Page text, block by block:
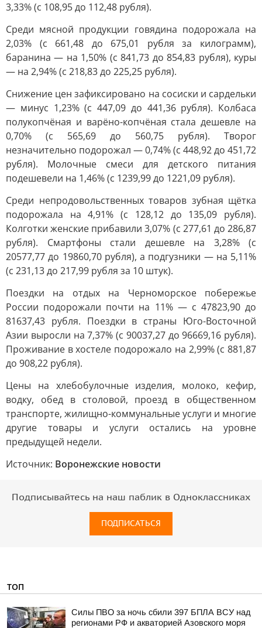
3,33% (с 108,95 до 112,48 рубля).
Среди мясной продукции говядина подорожала на
2,03% (с 661,48 до 675,01 рубля за килограмм),
баранина — на 1,50% (с 841,73 до 854,83 рубля), куры
— на 2,94% (с 218,83 до 225,25 рубля).
Снижение цен зафиксировано на сосиски и сардельки
— минус 1,23% (с 447,09 до 441,36 рубля). Колбаса
полукопчёная и варёно-копчёная стала дешевле на
0,70% (с 565,69 до 560,75 рубля). Творог
незначительно подорожал — 0,74% (с 448,92 до 451,72
рубля). Молочные смеси для детского питания
подешевели на 1,46% (с 1239,99 до 1221,09 рубля).
Среди непродовольственных товаров зубная щётка
подорожала на 4,91% (с 128,12 до 135,09 рубля).
Колготки женские прибавили 3,07% (с 277,61 до 286,87
рубля). Смартфоны стали дешевле на 3,28% (с
20577,77 до 19860,70 рубля), а подгузники — на 5,11%
(с 231,13 до 217,99 рубля за 10 штук).
Поездки на отдых на Черноморское побережье
России подорожали почти на 11% — с 47823,90 до
81637,43 рубля. Поездки в страны Юго-Восточной
Азии выросли на 7,37% (с 90037,27 до 96669,16 рубля).
Проживание в хостеле подорожало на 2,99% (с 881,87
до 908,22 рубля).
Цены на хлебобулочные изделия, молоко, кефир,
водку, обед в столовой, проезд в общественном
транспорте, жилищно-коммунальные услуги и многие
другие товары и услуги остались на уровне
предыдущей недели.
Источник: Воронежские новости
Подписывайтесь на наш паблик в Одноклассниках
ПОДПИСАТЬСЯ
ТОП
Силы ПВО за ночь сбили 397 БПЛА ВСУ над
регионами РФ и акваторией Азовского моря